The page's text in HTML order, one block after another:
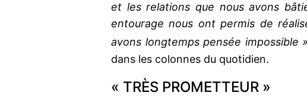
et les relations que nous avons
entourage nous ont permis de
avons longtemps pensée impossible »
dans les colonnes du quotidien.
« TRÈS PROMETTEUR »